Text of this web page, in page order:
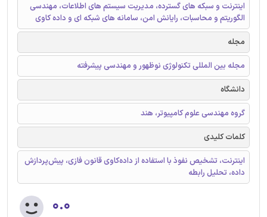
اینترنت و سبکه های گسترده، مدیریت سیستم های اطلاعات، مهندسی
الگوریتم و محاسبات، رایانش امن، سامانه های شبکه ای و داده کاوی
مجله
مجله بین المللی تکنولوژی نوظهور و مهندسی پیشرفته
دانشگاه
گروه مهندسی علوم کامپیوتر، هند
کلمات کلیدی
اینترنت، تشخیص نفوذ با استفاده از داده‌کاوی قانون فازی، پیش‌پردازش
داده، تحلیل رابطه
۰.۰